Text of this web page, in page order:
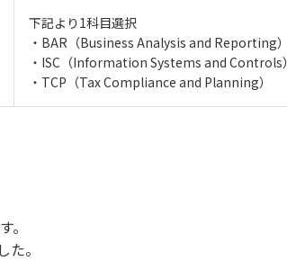
下記より1科目選択
・BAR（Business Analysis and Reporting）
・ISC（Information Systems and Controls）
・TCP（Tax Compliance and Planning）
。
。